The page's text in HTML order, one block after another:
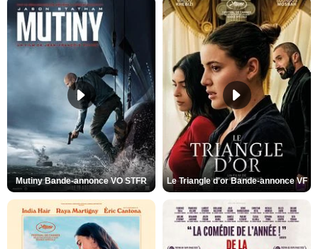
Mutiny Bande-annonce VO STFR Le Triangle d'or Bande-annonce VF